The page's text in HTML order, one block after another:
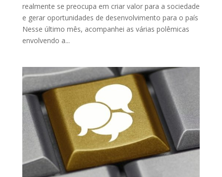
realmente se preocupa em criar valor para a sociedade
e gerar oportunidades de desenvolvimento para o país
Nesse último mês, acompanhei as várias polêmicas
envolvendo a...